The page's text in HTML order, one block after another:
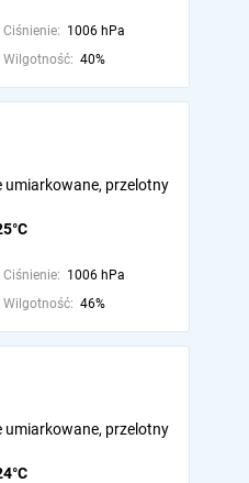
Ciśnienie: 1006 hPa
Wilgotność: 40%
umiarkowane, przelotny
Ciśnienie: 1006 hPa
Wilgotność: 46%
umiarkowane, przelotny